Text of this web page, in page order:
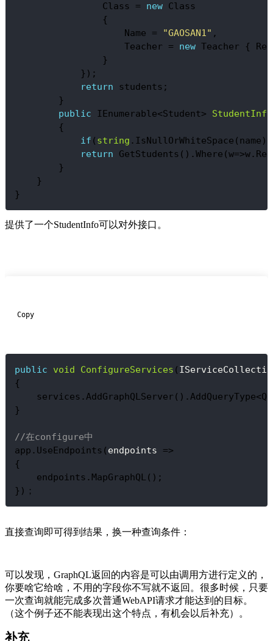
                Class =
new Class
                {
                    Name =
"GAOSAN1" ,
                    Teacher =
new Teacher {
                }
            });
return students;
        }
public IEnumerable<Student> StudentInfo
        {
if ( string
return
        }
    }
}
提供了一个StudentInfo可以对外接口。
  Copy
public void ConfigureServices (
{
}
//在configure中
app.UseEndpoints( endpoints =>
{
    endpoints.MapGraphQL();
})；
直接查询即可得到结果，换一种查询条件：
可以发现，GraphQL返回的内容是可以由调用方进行定义的，
你要啥它给啥，不用的字段你不写就不返回。很多时候，只要
一次查询就能完成多次普通WebAPI请求才能达到的目标。
（这个例子还不能表现出这个特点，有机会以后补充）。
补充